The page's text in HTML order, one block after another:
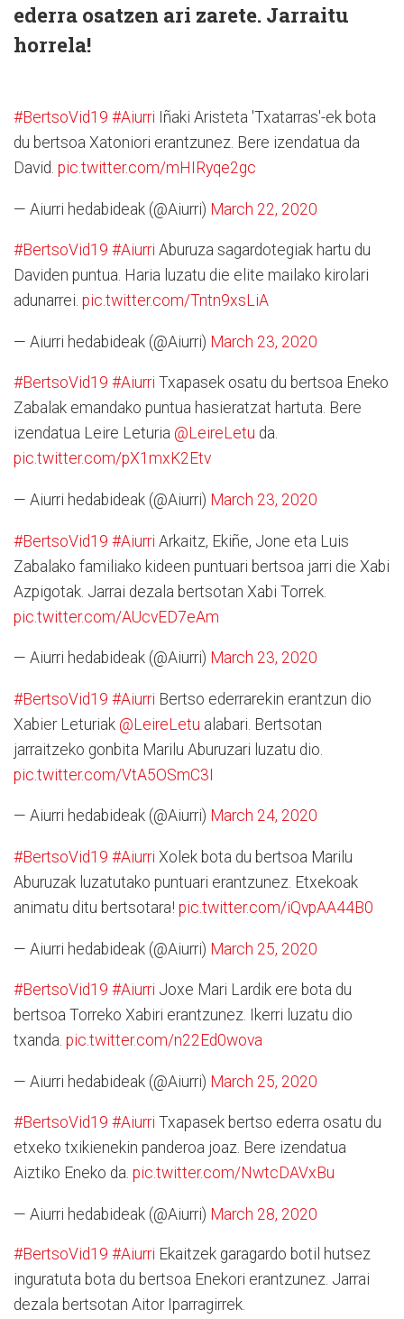
ederra osatzen ari zarete. Jarraitu
horrela!
#BertsoVid19 #Aiurri Iñaki Aristeta 'Txatarras'-ek bota
du bertsoa Xatoniori erantzunez. Bere izendatua da
David. pic.twitter.com/mHIRyqe2gc
— Aiurri hedabideak (@Aiurri) March 22, 2020
#BertsoVid19 #Aiurri Aburuza sagardotegiak hartu du
Daviden puntua. Haria luzatu die elite mailako kirolari
adunarrei. pic.twitter.com/Tntn9xsLiA
— Aiurri hedabideak (@Aiurri) March 23, 2020
#BertsoVid19 #Aiurri Txapasek osatu du bertsoa Eneko
Zabalak emandako puntua hasieratzat hartuta. Bere
izendatua Leire Leturia @LeireLetu da.
pic.twitter.com/pX1mxK2Etv
— Aiurri hedabideak (@Aiurri) March 23, 2020
#BertsoVid19 #Aiurri Arkaitz, Ekiñe, Jone eta Luis
Zabalako familiako kideen puntuari bertsoa jarri die Xabi
Azpigotak. Jarrai dezala bertsotan Xabi Torrek.
pic.twitter.com/AUcvED7eAm
— Aiurri hedabideak (@Aiurri) March 23, 2020
#BertsoVid19 #Aiurri Bertso ederrarekin erantzun dio
Xabier Leturiak @LeireLetu alabari. Bertsotan
jarraitzeko gonbita Marilu Aburuzari luzatu dio.
pic.twitter.com/VtA5OSmC3I
— Aiurri hedabideak (@Aiurri) March 24, 2020
#BertsoVid19 #Aiurri Xolek bota du bertsoa Marilu
Aburuzak luzatutako puntuari erantzunez. Etxekoak
animatu ditu bertsotara! pic.twitter.com/iQvpAA44B0
— Aiurri hedabideak (@Aiurri) March 25, 2020
#BertsoVid19 #Aiurri Joxe Mari Lardik ere bota du
bertsoa Torreko Xabiri erantzunez. Ikerri luzatu dio
txanda. pic.twitter.com/n22Ed0wova
— Aiurri hedabideak (@Aiurri) March 25, 2020
#BertsoVid19 #Aiurri Txapasek bertso ederra osatu du
etxeko txikienekin panderoa joaz. Bere izendatua
Aiztiko Eneko da. pic.twitter.com/NwtcDAVxBu
— Aiurri hedabideak (@Aiurri) March 28, 2020
#BertsoVid19 #Aiurri Ekaitzek garagardo botil hutsez
inguratuta bota du bertsoa Enekori erantzunez. Jarrai
dezala bertsotan Aitor Iparragirrek.